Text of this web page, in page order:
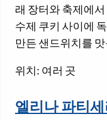
래 장터와 축제에
수제 쿠키 사이에
만든 샌드위치를
위치: 여러 곳
엘리나 파티